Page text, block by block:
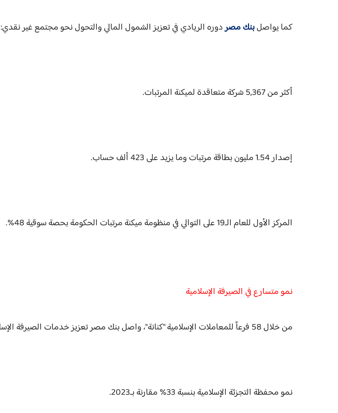
كما يواصلبنك مصردوره الريادي في تعزيز الشمول المالي والتحول نحو مجتمع غير نقدي:
أكثر من 5,367 شركة متعاقدة لميكنة المرتبات.
إصدار 1.54 مليون بطاقة مرتبات وما يزيد على 423 ألف حساب.
المركز الأول للعام الـ19 على التوالي في منظومة ميكنة مرتبات الحكومة بحصة سوقية 48%.
نمو متسارع في الصيرفة الإسلامية
من خلال 58 فرعاً للمعاملات الإسلامية "كنانة"، واصل بنك مصر تعزيز خدمات الصيرفة الإسلامية:
نمو محفظة التجزئة الإسلامية بنسبة 33% مقارنة بـ2023.